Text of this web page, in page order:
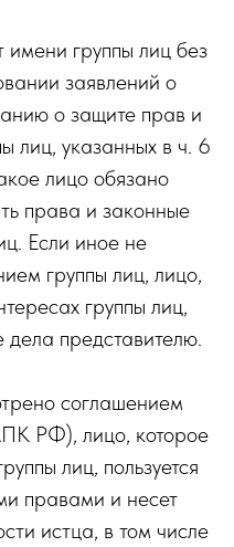
имени группы лиц без
заявлений о
о защите прав и
лиц, указанных в ч. 6
лицо обязано
права и законные
Если иное не
группы лиц, лицо,
группы лиц,
дела представителю.
соглашением
РФ), лицо, которое
лиц, пользуется
правами и несет
истца, в том числе